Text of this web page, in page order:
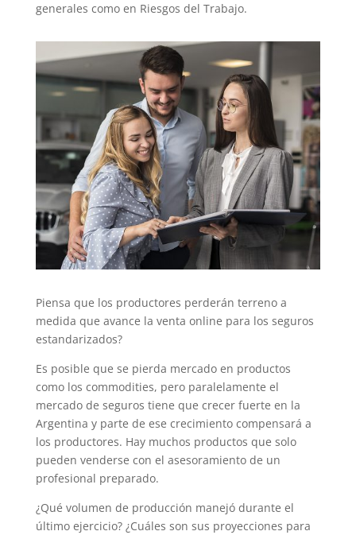
generales como en Riesgos del Trabajo.
Piensa que los productores perderán terreno a
medida que avance la venta online para los seguros
estandarizados?
Es posible que se pierda mercado en productos
como los commodities, pero paralelamente el
mercado de seguros tiene que crecer fuerte en la
Argentina y parte de ese crecimiento compensará a
los productores. Hay muchos productos que solo
pueden venderse con el asesoramiento de un
profesional preparado.
¿Qué volumen de producción manejó durante el
último ejercicio? ¿Cuáles son sus proyecciones para